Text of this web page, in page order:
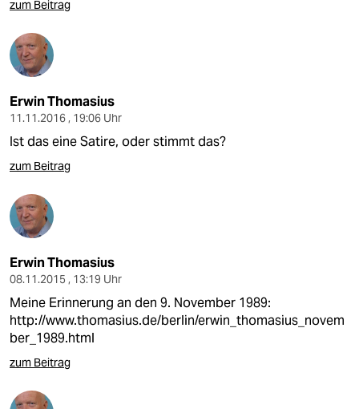
zum Beitrag
Erwin Thomasius
11.11.2016 , 19:06 Uhr
Ist das eine Satire, oder stimmt das?
zum Beitrag
Erwin Thomasius
08.11.2015 , 13:19 Uhr
Meine Erinnerung an den 9. November 1989:
http://www.thomasius.de/berlin/erwin_thomasius_novem
ber_1989.html
zum Beitrag